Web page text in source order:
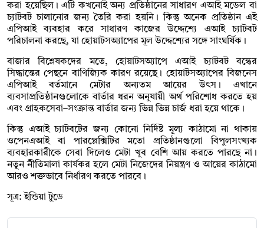
করা হয়েছিল। এটি কখনোই অন্য প্রতিষ্ঠানের সাধারণ এআই মডেল বা
চ্যাটবট চালানোর জন্য তৈরি করা হয়নি। কিন্তু অনেক প্রতিষ্ঠান এই
এপিআই ব্যবহার করে সাধারণ কাজের উদ্দেশ্যে এআই চ্যাটবট
পরিচালনা করছে, যা হোয়াটসঅ্যাপের মূল উদ্দেশ্যের সঙ্গে সাংঘর্ষিক।
বাজার বিশ্লেষকদের মতে, হোয়াটসঅ্যাপে এআই চ্যাটবট বন্ধের
সিদ্ধান্তের পেছনে বাণিজ্যিক কারণ রয়েছে। হোয়াটসঅ্যাপের বিজনেস
এপিআই বর্তমানে মেটার অন্যতম আয়ের উৎস। এখানে
ব্যবসাপ্রতিষ্ঠানগুলোকে বার্তার ধরন অনুযায়ী অর্থ পরিশোধ করতে হয়
এবং গ্রাহকসেবা–সংক্রান্ত বার্তার জন্য ভিন্ন ভিন্ন চার্জ ধরা হয়ে থাকে।
কিন্তু এআই চ্যাটবটের জন্য কোনো নির্দিষ্ট মূল্য কাঠামো না থাকায়
ওপেনএআই বা পারপ্লেক্সিটির মতো প্রতিষ্ঠানগুলো বিপুলসংখ্যক
ব্যবহারকারীকে সেবা দিলেও মেটা খুব বেশি আয় করতে পারছে না।
নতুন নীতিমালা কার্যকর হলে মেটা নিজেদের নিয়ন্ত্রণ ও আয়ের কাঠামো
আরও শক্তভাবে নির্ধারণ করতে পারবে।
সূত্র: ইন্ডিয়া টুডে